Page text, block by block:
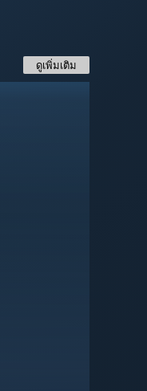
ดูเพิ่มเติม